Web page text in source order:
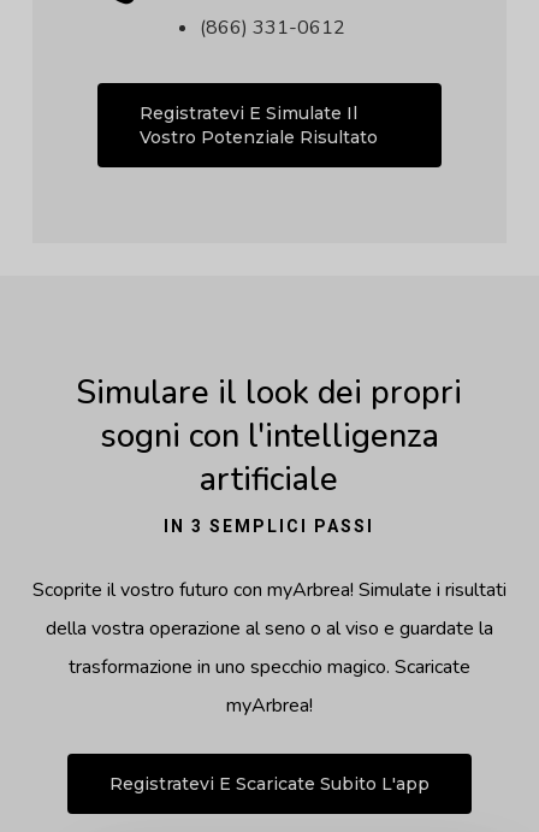
(866) 331-0612
Registratevi E Simulate Il
Vostro Potenziale Risultato
Simulare il look dei propri
sogni con l'intelligenza
artificiale
IN 3 SEMPLICI PASSI
Scoprite il vostro futuro con myArbrea! Simulate i risultati
della vostra operazione al seno o al viso e guardate la
trasformazione in uno specchio magico. Scaricate
myArbrea!
Registratevi E Scaricate Subito L'app